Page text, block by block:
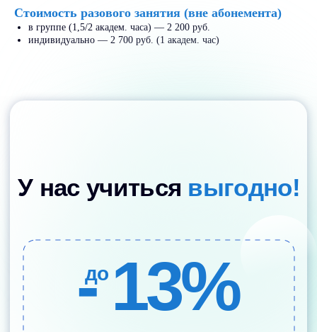
Стоимость разового занятия (вне абонемента)
в группе (1,5/2 академ. часа) — 2 200 руб.
индивидуально — 2 700 руб. (1 академ. час)
Можно полностью или частично
оплатить обучение с помощью
материнский капитал